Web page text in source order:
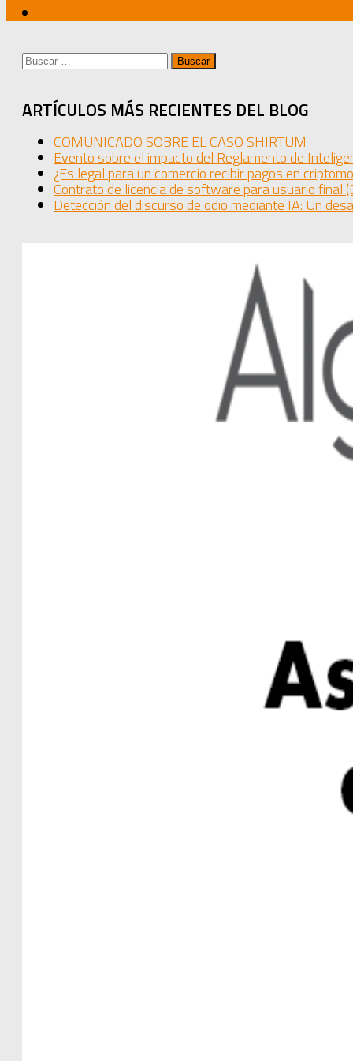
Buscar:
ARTÍCULOS MÁS RECIENTES DEL BLOG
COMUNICADO SOBRE EL CASO SHIRTUM
Evento sobre el impacto del Reglamento de
¿Es legal para un comercio recibir pagos en
Contrato de licencia de software para usuario final
Detección del discurso de odio mediante IA: Un